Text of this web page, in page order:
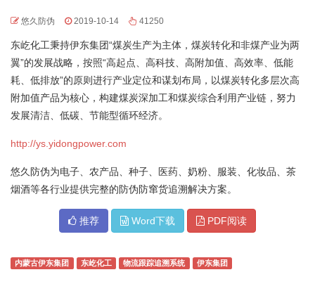
悠久防伪 2019-10-14 41250
东屹化工秉持伊东集团“煤炭生产为主体，煤炭转化和非煤产业为两
翼”的发展战略，按照“高起点、高科技、高附加值、高效率、低能
耗、低排放”的原则进行产业定位和谋划布局，以煤炭转化多层次高
附加值产品为核心，构建煤炭深加工和煤炭综合利用产业链，努力
发展清洁、低碳、节能型循环经济。
http://ys.yidongpower.com
悠久防伪为电子、农产品、种子、医药、奶粉、服装、化妆品、茶
烟酒等各行业提供完整的防伪防窜货追溯解决方案。
推荐 Word下载 PDF阅读
内蒙古伊东集团 东屹化工 物流跟踪追溯系统 伊东集团